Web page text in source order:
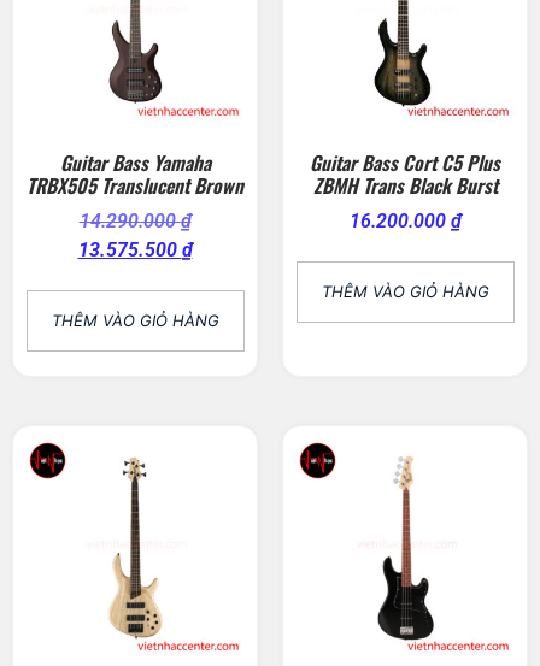
Guitar Bass Yamaha
TRBX505 Translucent Brown
14.290.000₫
13.575.500 ₫
THÊM VÀO GIỎ HÀNG
Guitar Bass Cort C5 Plus
ZBMH Trans Black Burst
16.200.000 ₫
THÊM VÀO GIỎ HÀNG